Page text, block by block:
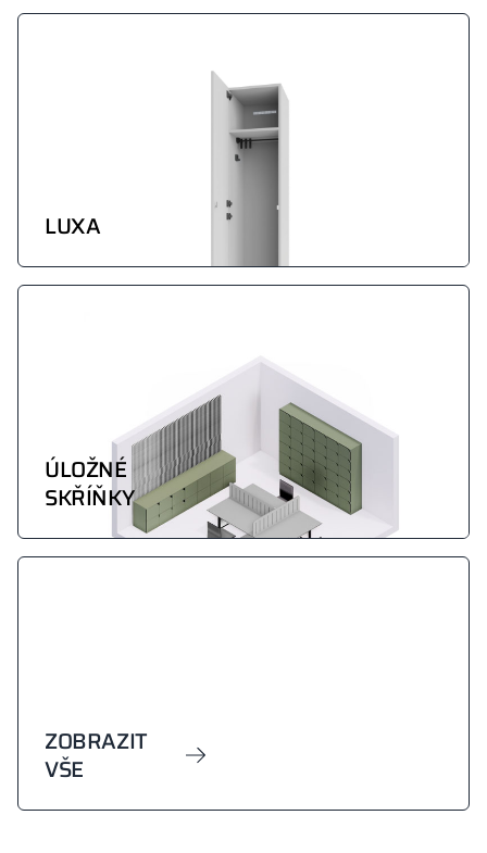
LUXA
ÚLOŽNÉ
SKŘÍŇKY
ZOBRAZIT
VŠE